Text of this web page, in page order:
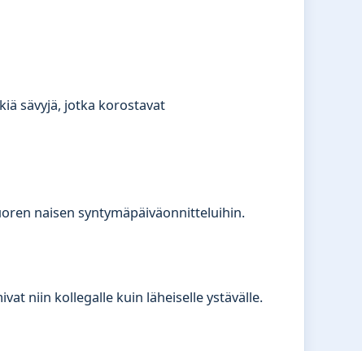
sävyjä, jotka korostavat
naisen syntymäpäiväonnitteluihin.
niin kollegalle kuin läheiselle ystävälle.